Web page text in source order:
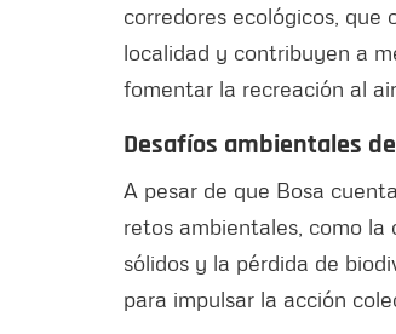
corredores ecológicos, que
localidad y contribuyen a
fomentar la recreación al
Desafíos ambientales
A pesar de que Bosa
retos ambientales, como
sólidos y la pérdida de
para impulsar la acción